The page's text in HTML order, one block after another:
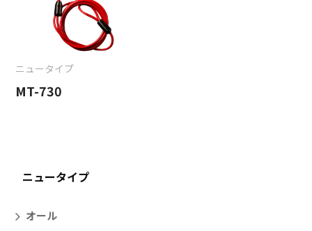
ニュータイプ
MT-730
ニュータイプ
オール